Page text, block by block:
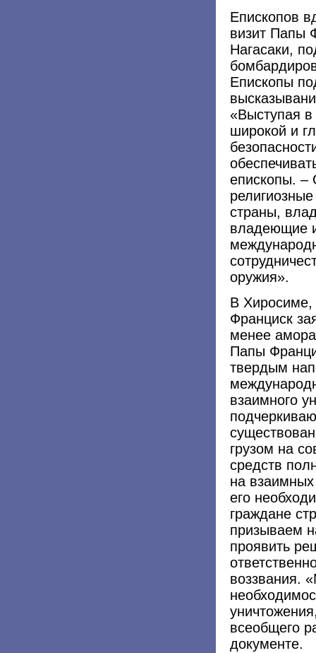
Епископов
визит Папы
Нагасаки,
Епископы
«Выступая в
широкой и
епископы. –
страны,
владеющие
оружия».
В Хиросиме,
Франциск
менее
Папы
твердым
взаимного
грузом на
средств
на взаимных
его
граждане
призываем
проявить
воззвания.
всеобщего
документе.